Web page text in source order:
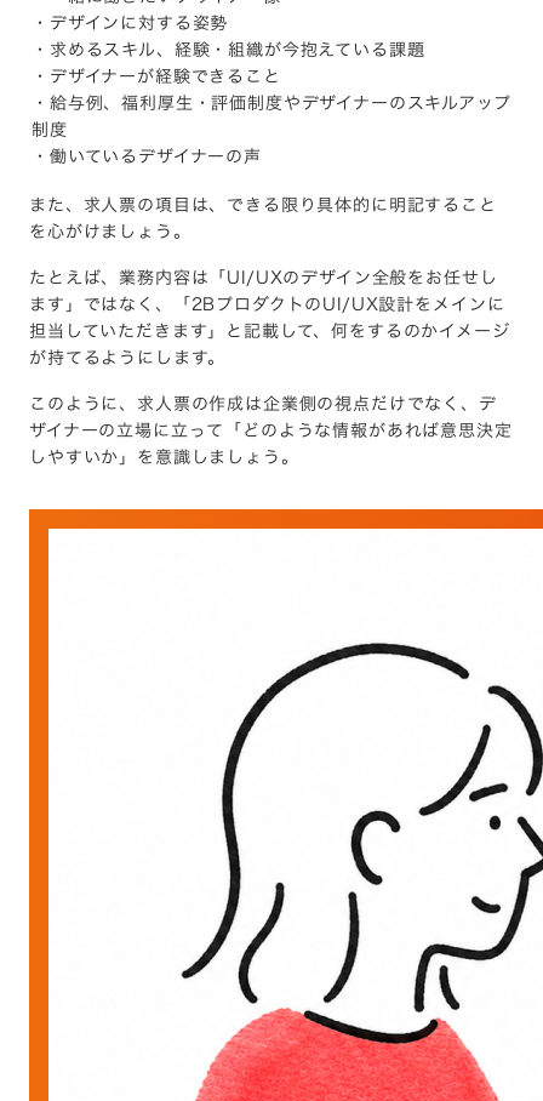
・デザインに対する姿勢
・求めるスキル、経験・組織が今抱えている課題
・デザイナーが経験できること
・給与例、福利厚生・評価制度やデザイナーのスキルアップ
制度
・働いているデザイナーの声
また、求人票の項目は、できる限り具体的に明記すること
を心がけましょう。
たとえば、業務内容は「UI/UXのデザイン全般をお任せし
ます」ではなく、「2BプロダクトのUI/UX設計をメインに
担当していただきます」と記載して、何をするのかイメージ
が持てるようにします。
このように、求人票の作成は企業側の視点だけでなく、デ
ザイナーの立場に立って「どのような情報があれば意思決定
しやすいか」を意識しましょう。